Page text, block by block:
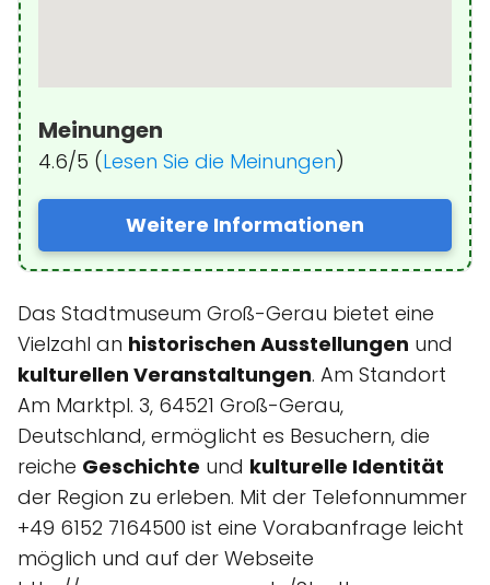
Meinungen
4.6/5 (Lesen Sie die Meinungen)
Weitere Informationen
Das Stadtmuseum Groß-Gerau bietet eine
Vielzahl an historischen Ausstellungen und
kulturellen Veranstaltungen. Am Standort
Am Marktpl. 3, 64521 Groß-Gerau,
Deutschland, ermöglicht es Besuchern, die
reiche Geschichte und kulturelle Identität
der Region zu erleben. Mit der Telefonnummer
+49 6152 7164500 ist eine Vorabanfrage leicht
möglich und auf der Webseite